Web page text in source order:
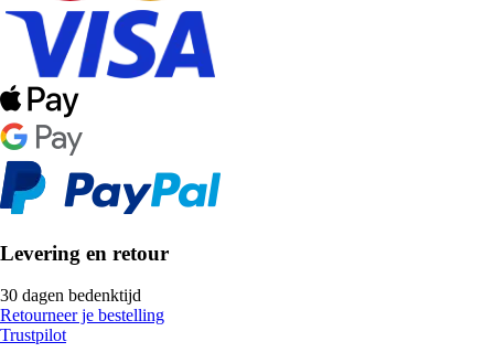
Levering en retour
30 dagen bedenktijd
Retourneer je bestelling
Trustpilot